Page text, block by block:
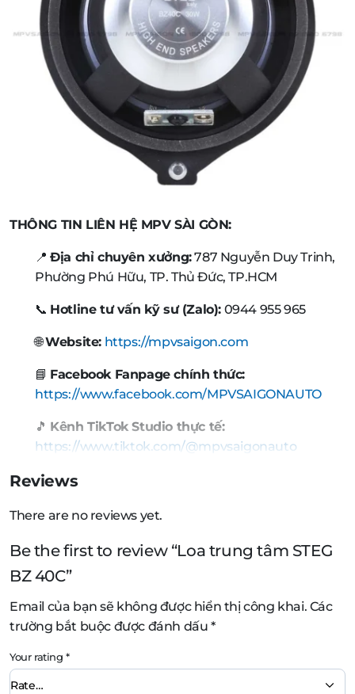
THÔNG TIN LIÊN HỆ MPV SÀI GÒN:
📍Địa chỉ chuyên xưởng:787 Nguyễn Duy Trinh,
Phường Phú Hữu, TP. Thủ Đức, TP.HCM
📞 Hotline tư vấn kỹ sư (Zalo): 0944 955 965
🌐Website: https://mpvsaigon.com
📘 Facebook Fanpage chính thức:
https://www.facebook.com/MPVSAIGONAUTO
🎵 Kênh TikTok Studio thực tế:
https://www.tiktok.com/@mpvsaigonauto
Reviews
There are no reviews yet.
Be the first to review “Loa trung tâm STEG
BZ 40C”
Email của bạn sẽ không được hiển thị công khai. Các
trường bắt buộc được đánh dấu*
Your rating*